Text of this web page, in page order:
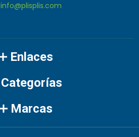
info@plisplis.com
Enlaces
Categorías
Marcas